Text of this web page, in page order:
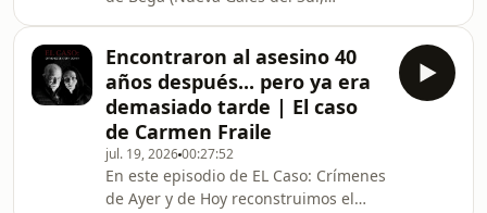
hallazgo devastador. La investigación
moviliza a cientos de agentes, recurre
a nue
sin dejar rastro.Lo que comienza
como una búsqueda desesperada
termina convirtiéndose en uno de los
casos criminales más impactantes de
la historia reciente de Australia. Una
investigación llena de incógnitas,
errores, pruebas forenses y un juicio
Encontraron al asesino 40
años después... pero ya era
demasiado tarde | El caso
de Carmen Fraile
jul. 19, 202600:27:52
En este episodio de EL Caso: Crímenes
de Ayer y de Hoy reconstruimos el